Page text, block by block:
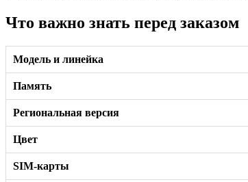
Что важно знать перед заказом
Модель и линейка
Память
Региональная версия
Цвет
SIM-карты